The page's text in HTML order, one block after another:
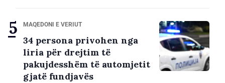
MAQEDONI E VERIUT
34 persona privohen nga
liria për drejtim të
pakujdesshëm të automjetit
gjatë fundjavës